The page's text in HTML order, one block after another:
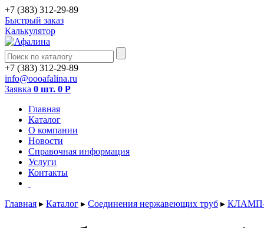
+7 (383) 312-29-89
Быстрый заказ
Калькулятор
+7 (383) 312-29-89
info@oooafalina.ru
Заявка 0 шт. 0 Р
Главная
Каталог
О компании
Новости
Справочная информация
Услуги
Контакты
Главная ▸ Каталог ▸ Соединения нержавеющих труб ▸ КЛАМП-